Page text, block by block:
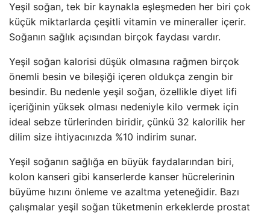
Yeşil soğan, tek bir kaynakla eşleşmeden her biri çok
küçük miktarlarda çeşitli vitamin ve mineraller içerir.
Soğanın sağlık açısından birçok faydası vardır.
Yeşil soğan kalorisi düşük olmasına rağmen birçok
önemli besin ve bileşiği içeren oldukça zengin bir
besindir. Bu nedenle yeşil soğan, özellikle diyet lifi
içeriğinin yüksek olması nedeniyle kilo vermek için
ideal sebze türlerinden biridir, çünkü 32 kalorilik her
dilim size ihtiyacınızda %10 indirim sunar.
Yeşil soğanın sağlığa en büyük faydalarından biri,
kolon kanseri gibi kanserlerde kanser hücrelerinin
büyüme hızını önleme ve azaltma yeteneğidir. Bazı
çalışmalar yeşil soğan tüketmenin erkeklerde prostat